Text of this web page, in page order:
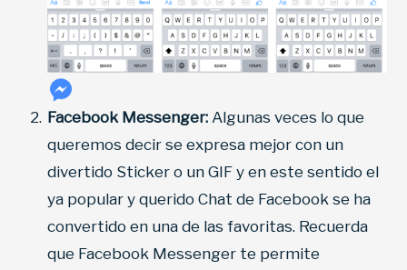
Facebook Messenger: Algunas veces lo que
queremos decir se expresa mejor con un
divertido Sticker o un GIF y en este sentido el
ya popular y querido Chat de Facebook se ha
convertido en una de las favoritas. Recuerda
que Facebook Messenger te permite